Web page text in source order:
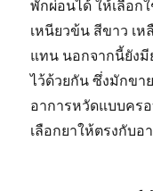
พักผ่อนได้ ให้เลือก
เหนียวข้น สีขาว เห
แทน นอกจากนี้ยังมี
ไว้ด้วยกัน ซึ่งมักขา
อาการหวัดแบบคร
เลือกยาให้ตรงกับอ